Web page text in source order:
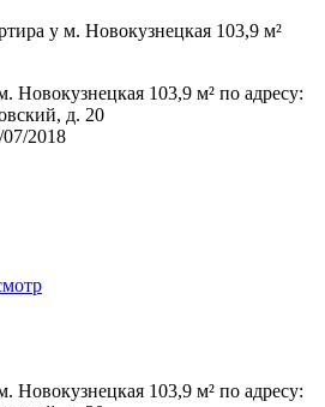
Новокузнецкая 103,9 м² по адресу:
д. 20
2018
Новокузнецкая 103,9 м² по адресу: